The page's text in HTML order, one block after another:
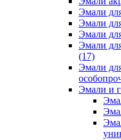
Эмали
Эмали
Эмали
Эмали
(17)
Эмали
Эмали и